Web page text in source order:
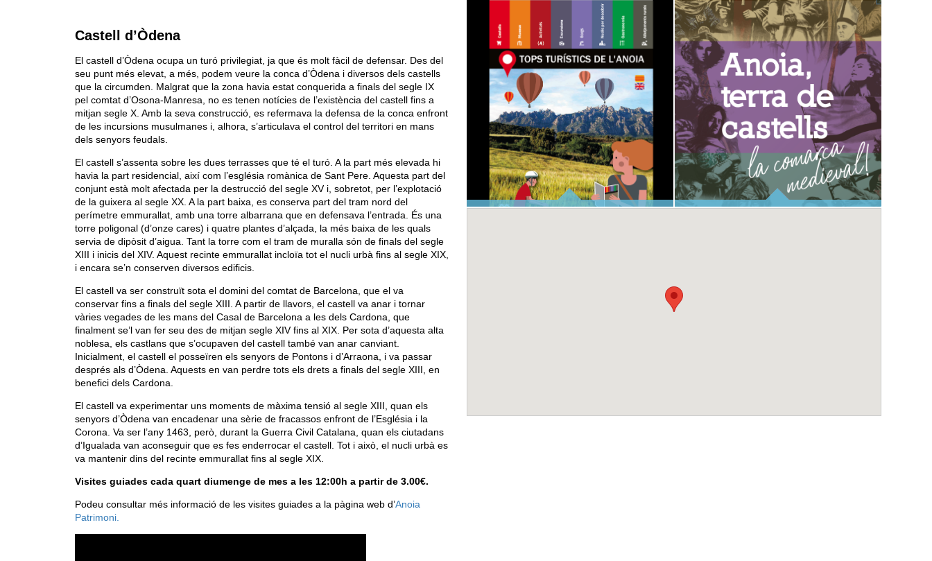
Castell d’Òdena
El castell d’Òdena ocupa un turó privilegiat, ja que és molt fàcil de defensar. Des del
seu punt més elevat, a més, podem veure la conca d’Òdena i diversos dels castells
que la circumden. Malgrat que la zona havia estat conquerida a finals del segle IX
pel comtat d’Osona-Manresa, no es tenen notícies de l’existència del castell fins a
mitjan segle X. Amb la seva construcció, es refermava la defensa de la conca enfront
de les incursions musulmanes i, alhora, s’articulava el control del territori en mans
dels senyors feudals.
El castell s’assenta sobre les dues terrasses que té el turó. A la part més elevada hi
havia la part residencial, així com l’església romànica de Sant Pere. Aquesta part del
conjunt està molt afectada per la destrucció del segle XV i, sobretot, per l’explotació
de la guixera al segle XX. A la part baixa, es conserva part del tram nord del
perímetre emmurallat, amb una torre albarrana que en defensava l’entrada. És una
torre poligonal (d’onze cares) i quatre plantes d’alçada, la més baixa de les quals
servia de dipòsit d’aigua. Tant la torre com el tram de muralla són de finals del segle
XIII i inicis del XIV. Aquest recinte emmurallat incloïa tot el nucli urbà fins al segle XIX,
i encara se’n conserven diversos edificis.
El castell va ser construït sota el domini del comtat de Barcelona, que el va
conservar fins a finals del segle XIII. A partir de llavors, el castell va anar i tornar
vàries vegades de les mans del Casal de Barcelona a les dels Cardona, que
finalment se’l van fer seu des de mitjan segle XIV fins al XIX. Per sota d’aquesta alta
noblesa, els castlans que s’ocupaven del castell també van anar canviant.
Inicialment, el castell el posseïren els senyors de Pontons i d’Arraona, i va passar
després als d’Òdena. Aquests en van perdre tots els drets a finals del segle XIII, en
benefici dels Cardona.
El castell va experimentar uns moments de màxima tensió al segle XIII, quan els
senyors d’Òdena van encadenar una sèrie de fracassos enfront de l’Església i la
Corona. Va ser l’any 1463, però, durant la Guerra Civil Catalana, quan els ciutadans
d’Igualada van aconseguir que es fes enderrocar el castell. Tot i això, el nucli urbà es
va mantenir dins del recinte emmurallat fins al segle XIX.
Visites guiades cada quart diumenge de mes a les 12:00h a partir de 3.00€.
Podeu consultar més informació de les visites guiades a la pàgina web d’Anoia
Patrimoni.